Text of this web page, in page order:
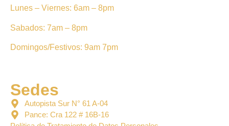
Lunes – Viernes: 6am – 8pm
Sabados: 7am – 8pm
Domingos/Festivos: 9am 7pm
Sedes
Autopista Sur N° 61 A-04
Pance: Cra 122 # 16B-16